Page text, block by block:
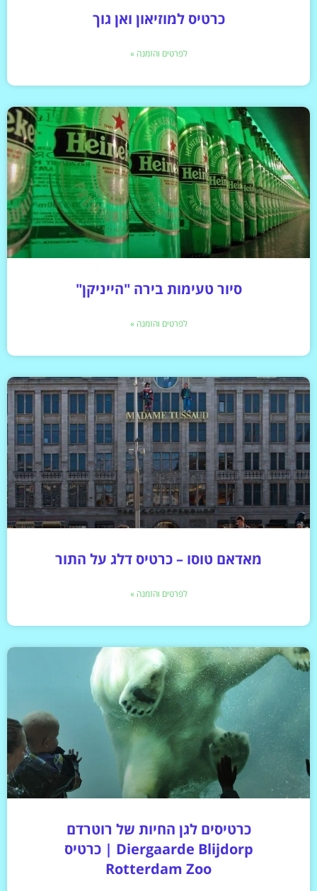
כרטיס למוזיאון ואן גוך
לפרטים והזמנה »
סיור טעימות בירה "הייניקן"
לפרטים והזמנה »
מאדאם טוסו – כרטיס דלג על התור
לפרטים והזמנה »
כרטיסים לגן החיות של רוטרדם
Diergaarde Blijdorp | כרטיס
Rotterdam Zoo